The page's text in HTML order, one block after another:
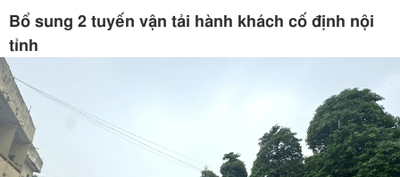
Bổ sung 2 tuyến vận tải hành khách cố định nội
tỉnh